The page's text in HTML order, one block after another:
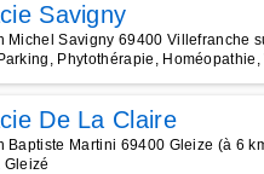
Savigny
Michel Savigny 69400 Villefranche
Phytothérapie,
De La Claire
Baptiste Martini 69400 Gleize (à 6
Gleizé